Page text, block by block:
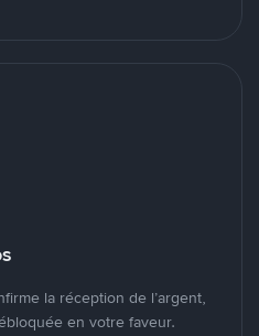
la réception de l’argent,
en votre faveur.